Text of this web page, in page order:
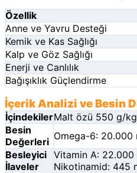
Özellik
Anne ve Yavru Desteği
Kemik ve Kas Sağlığı
Kalp ve Göz Sağlığı
Enerji ve Canlılık
Bağışıklık Güçlendirme
İçerik Analizi ve Besin
İçindekilerMalt özü 550 g/
Besin
Değerleri Omega-6:
Besleyici
İlaveler
Vitamin A:
Nikotinamid: 445